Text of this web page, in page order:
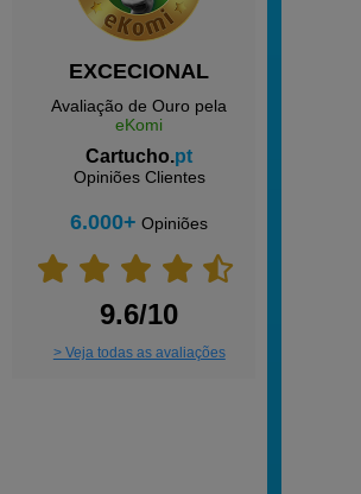
EXCECIONAL
Avaliação de Ouro pela
eKomi
Cartucho.pt
Opiniões Clientes
6.000+ Opiniões
9.6/10
> Veja todas as avaliações